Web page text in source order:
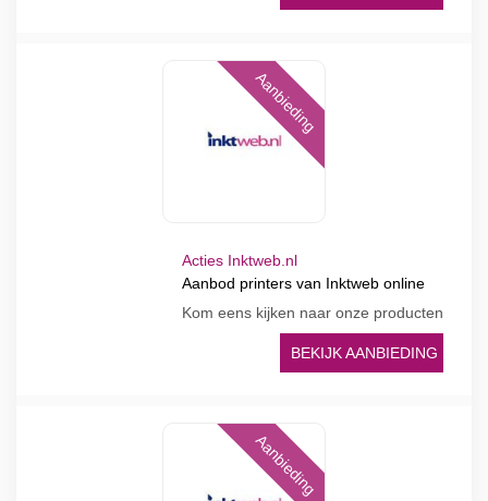
Aanbieding
Acties Inktweb.nl
Aanbod printers van Inktweb online
Kom eens kijken naar onze producten
BEKIJK AANBIEDING
Aanbieding